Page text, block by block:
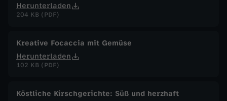
Herunterladen
204 KB (PDF)
Kreative Focaccia mit Gemüse
Herunterladen
102 KB (PDF)
Köstliche Kirschgerichte: Süß und herzhaft